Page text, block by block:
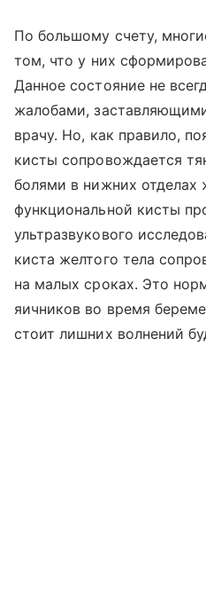
По большому счету,
том, что у них
Данное состояние не
жалобами,
врачу. Но, как правило,
кисты сопровождается
болями в нижних отделах
функциональной кисты
ультразвукового
киста желтого тела
на малых сроках. Это
яичников во время
стоит лишних волнений